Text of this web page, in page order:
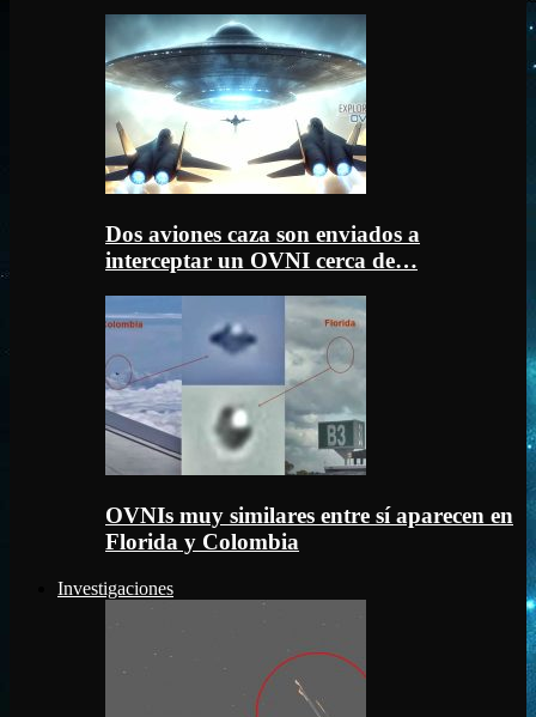
Dos aviones caza son enviados a
interceptar un OVNI cerca de…
OVNIs muy similares entre sí aparecen en
Florida y Colombia
Investigaciones